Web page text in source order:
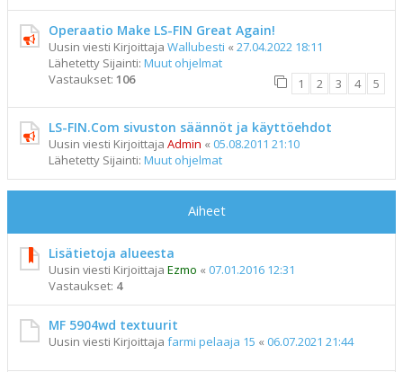
Operaatio Make LS-FIN Great Again!
Uusin viesti Kirjoittaja Wallubesti « 27.04.2022 18:11
Lähetetty Sijainti: Muut ohjelmat
Vastaukset: 106 1 2 3 4 5
LS-FIN.Com sivuston säännöt ja käyttöehdot
Uusin viesti Kirjoittaja Admin « 05.08.2011 21:10
Lähetetty Sijainti: Muut ohjelmat
Aiheet
Lisätietoja alueesta
Uusin viesti Kirjoittaja Ezmo « 07.01.2016 12:31
Vastaukset: 4
MF 5904wd textuurit
Uusin viesti Kirjoittaja farmi pelaaja 15 « 06.07.2021 21:44